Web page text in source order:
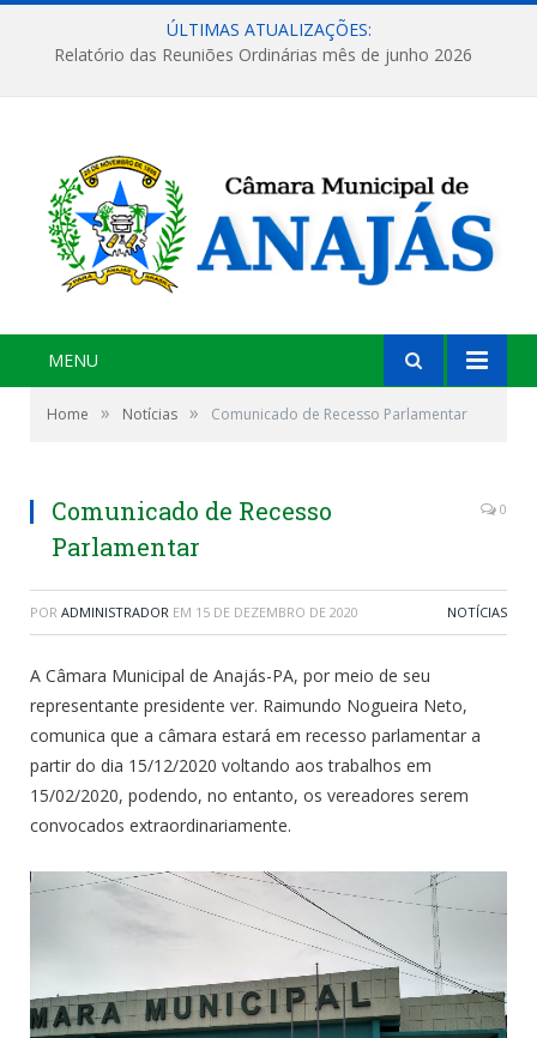
ÚLTIMAS ATUALIZAÇÕES:
Relatório das Reuniões Ordinárias mês de junho 2026
MENU
Home » Notícias » Comunicado de Recesso Parlamentar
Comunicado de Recesso
Parlamentar
0
POR ADMINISTRADOR EM 15 DE DEZEMBRO DE 2020 NOTÍCIAS
A Câmara Municipal de Anajás-PA, por meio de seu
representante presidente ver. Raimundo Nogueira Neto,
comunica que a câmara estará em recesso parlamentar a
partir do dia 15/12/2020 voltando aos trabalhos em
15/02/2020, podendo, no entanto, os vereadores serem
convocados extraordinariamente.